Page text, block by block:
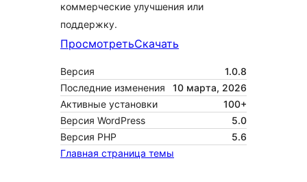
коммерческие улучшения или
поддержку.
ПросмотретьСкачать
Версия
1.0.8
Последние изменения
10 марта, 2026
Активные установки
100+
Версия WordPress
5.0
Версия PHP
5.6
Главная страница темы